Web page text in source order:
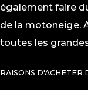
également faire
de la motoneige.
toutes les
RAISONS D'ACHETER